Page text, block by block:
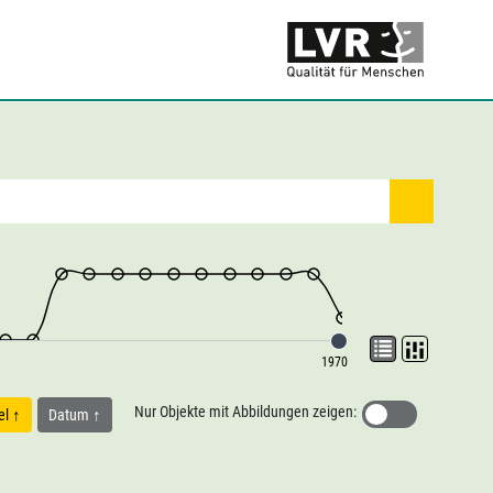
1970
Datum Nur Objekte mit Abbildungen zeigen: